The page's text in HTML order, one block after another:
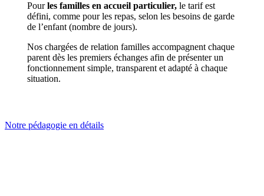
Pourles familles en accueil particulier, le tarif est
défini, comme pour les repas, selon les besoins de garde
de l’enfant (nombre de jours).
Nos chargées de relation familles accompagnent chaque
parent dès les premiers échanges afin de présenter un
fonctionnement simple, transparent et adapté à chaque
situation.
Notre pédagogie en détails